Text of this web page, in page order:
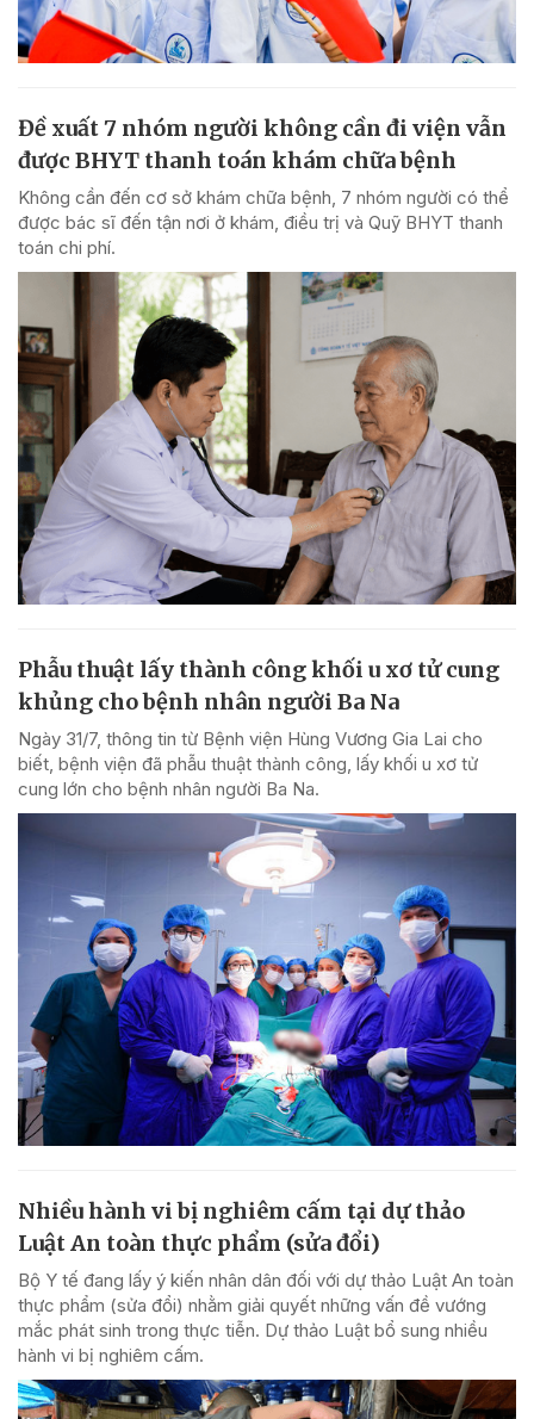
Đề xuất 7 nhóm người không cần đi viện vẫn
được BHYT thanh toán khám chữa bệnh
Không cần đến cơ sở khám chữa bệnh, 7 nhóm người có thể
được bác sĩ đến tận nơi ở khám, điều trị và Quỹ BHYT thanh
toán chi phí.
Phẫu thuật lấy thành công khối u xơ tử cung
khủng cho bệnh nhân người Ba Na
Ngày 31/7, thông tin từ Bệnh viện Hùng Vương Gia Lai cho
biết, bệnh viện đã phẫu thuật thành công, lấy khối u xơ tử
cung lớn cho bệnh nhân người Ba Na.
Nhiều hành vi bị nghiêm cấm tại dự thảo
Luật An toàn thực phẩm (sửa đổi)
Bộ Y tế đang lấy ý kiến nhân dân đối với dự thảo Luật An toàn
thực phẩm (sửa đổi) nhằm giải quyết những vấn đề vướng
mắc phát sinh trong thực tiễn. Dự thảo Luật bổ sung nhiều
hành vi bị nghiêm cấm.